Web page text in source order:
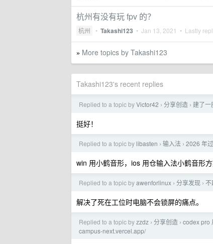
杭州有没有玩 fpv 的？
杭州 • Takashi123 • Jan 13, 2021 • Lastly
» More topics by Takashi123
Takashi123's recent replies
Replied to a topic byVictor42 › 分享创造 › 建了
挺好！
Replied to a topic by libasten › 输入法 › 2026 年
win 用小鹤音形，ios 用仓输入法小鹤音形方
Replied to a topic byawenforlinux › 分享发现 ›
解决了死在工位时电脑不会锁屏的痛点。
Replied to a topic byzzdz › 分享创造 › codex pro
campus-next.vercel.app/